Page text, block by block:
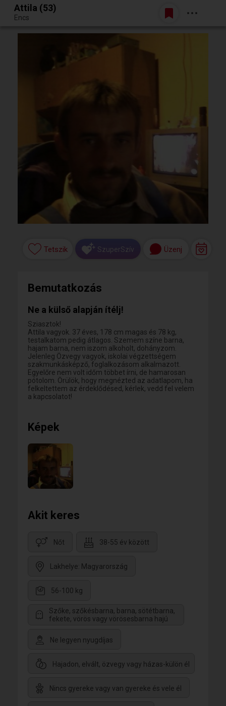
Egy jó randiból bármi lehet.
Belépés
Attila (53)
Encs
Tetszik SzuperSzív Üzenj
Bemutatkozás
Ne a külső alapján ítélj!
Sziasztok!
Attila vagyok. 37 éves, 178 cm magas és 78 kg,
testalkatom pedig átlagos. Szemem színe barna,
hajam barna, nem iszom alkoholt, dohányzom.
Jelenleg Özvegy vagyok, iskolai végzettségem
szakmunkásképző, foglalkozásom alkalmazott.
Egyelőre nem volt időm többet írni, de hamarosan
pótolom. Örülök, hogy megnézted az adatlapom, ha
felkeltettem az érdeklődésed, kérlek, vedd fel velem
a kapcsolatot!
Képek
Akit keres
Nőt 38-55 év között
Lakhelye: Magyarország
56-100 kg
Szőke, szőkésbarna, barna, sötétbarna,
fekete, vörös vagy vörösesbarna hajú
Ne legyen nyugdíjas
Hajadon, elvált, özvegy vagy házas-külön él
Nincs gyereke vagy van gyereke és vele él